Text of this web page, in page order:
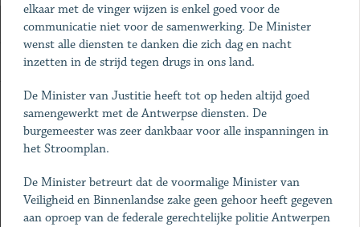
elkaar met de vinger wijzen is enkel goed voor de
communicatie niet voor de samenwerking. De Minister
wenst alle diensten te danken die zich dag en nacht
inzetten in de strijd tegen drugs in ons land.
De Minister van Justitie heeft tot op heden altijd goed
samengewerkt met de Antwerpse diensten. De
burgemeester was zeer dankbaar voor alle inspanningen in
het Stroomplan.
De Minister betreurt dat de voormalige Minister van
Veiligheid en Binnenlandse zake geen gehoor heeft gegeven
aan oproep van de federale gerechtelijke politie Antwerpen